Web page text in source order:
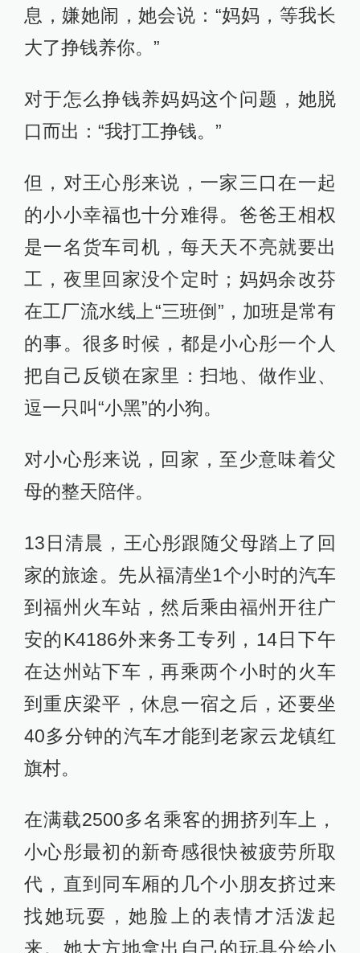
息，嫌她闹，她会说：“妈妈，等我长
大了挣钱养你。”
对于怎么挣钱养妈妈这个问题，她脱
口而出：“我打工挣钱。”
但，对王心彤来说，一家三口在一起
的小小幸福也十分难得。爸爸王相权
是一名货车司机，每天天不亮就要出
工，夜里回家没个定时；妈妈余改芬
在工厂流水线上“三班倒”，加班是常有
的事。很多时候，都是小心彤一个人
把自己反锁在家里：扫地、做作业、
逗一只叫“小黑”的小狗。
对小心彤来说，回家，至少意味着父
母的整天陪伴。
13日清晨，王心彤跟随父母踏上了回
家的旅途。先从福清坐1个小时的汽车
到福州火车站，然后乘由福州开往广
安的K4186外来务工专列，14日下午
在达州站下车，再乘两个小时的火车
到重庆梁平，休息一宿之后，还要坐
40多分钟的汽车才能到老家云龙镇红
旗村。
在满载2500多名乘客的拥挤列车上，
小心彤最初的新奇感很快被疲劳所取
代，直到同车厢的几个小朋友挤过来
找她玩耍，她脸上的表情才活泼起
来。她大方地拿出自己的玩具分给小